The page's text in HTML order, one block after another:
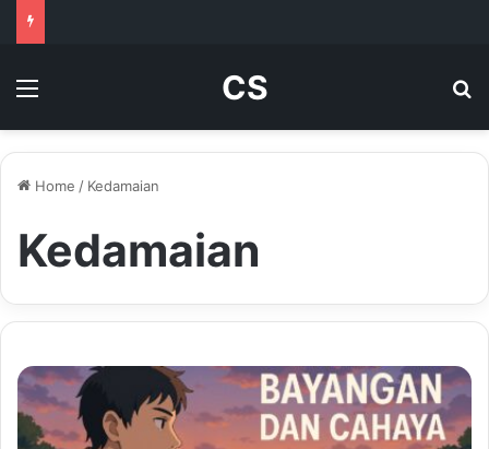
Menu CS
Home / Kedamaian
Kedamaian